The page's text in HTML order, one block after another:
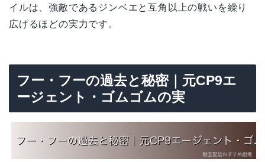
イルは、強敵であるジンベエと互角以上の戦いを繰り
広げるほどの実力です。
フー・フーの過去と秘密｜元CP9エ
ージェント・ゴムゴムの実